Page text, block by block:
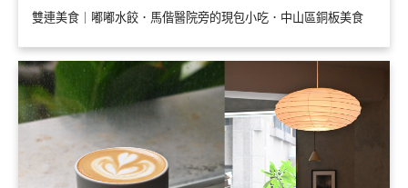
雙連美食｜嘟嘟水餃．馬偕醫院旁的現包小吃．中山區銅板美食